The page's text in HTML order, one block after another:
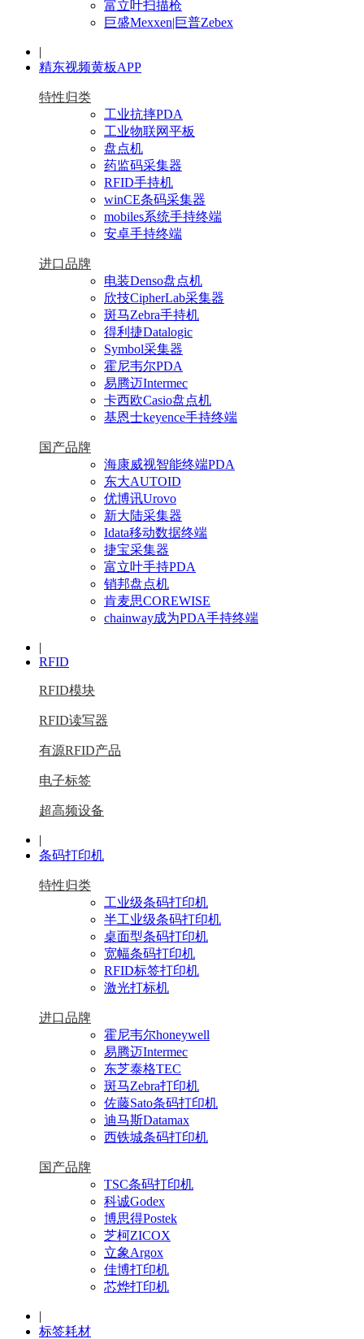
富立叶扫描枪
巨盛Mexxen|巨普Zebex
|
精东视频黄板APP
特性归类
工业抗摔PDA
工业物联网平板
盘点机
药监码采集器
RFID手持机
winCE条码采集器
mobiles系统手持终端
安卓手持终端
进口品牌
电装Denso盘点机
欣技CipherLab采集器
斑马Zebra手持机
得利捷Datalogic
Symbol采集器
霍尼韦尔PDA
易腾迈Intermec
卡西欧Casio盘点机
基恩士keyence手持终端
国产品牌
海康威视智能终端PDA
东大AUTOID
优博讯Urovo
新大陆采集器
Idata移动数据终端
捷宝采集器
富立叶手持PDA
销邦盘点机
肯麦思COREWISE
chainway成为PDA手持终端
|
RFID
RFID模块
RFID读写器
有源RFID产品
电子标签
超高频设备
|
条码打印机
特性归类
工业级条码打印机
半工业级条码打印机
桌面型条码打印机
宽幅条码打印机
RFID标签打印机
激光打标机
进口品牌
霍尼韦尔honeywell
易腾迈Intermec
东芝泰格TEC
斑马Zebra打印机
佐藤Sato条码打印机
迪马斯Datamax
西铁城条码打印机
国产品牌
TSC条码打印机
科诚Godex
博思得Postek
芝柯ZICOX
立象Argox
佳博打印机
芯烨打印机
|
标签耗材